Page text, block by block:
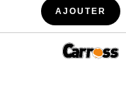
AJOUTER